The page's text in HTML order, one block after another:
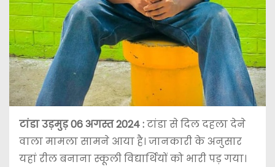
टांडा उड़मुड़ 06 अगस्त 2024 :टांडा से दिल दहला देने
वाला मामला सामने आया है। जानकारी के अनुसार
यहां रील बनाना स्कूली विद्यार्थियों को भारी पड़ गया।